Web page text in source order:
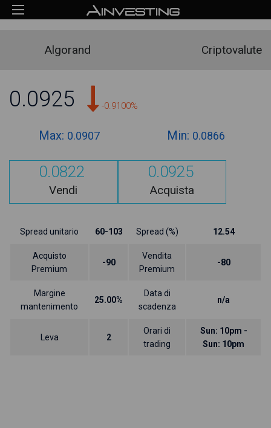
Algorand Criptovalute
0.0925 -0.9100%
Max: 0.0907 Min: 0.0866
0.0822
Vendi
0.0925
Acquista
Spread unitario 60-103 Spread (%) 12.54
Acquisto
Premium
-90
Vendita
Premium
-80
Margine
mantenimento
25.00%
Data di
scadenza
n/a
Leva 2
Orari di
trading
Sun: 10pm -
Sun: 10pm